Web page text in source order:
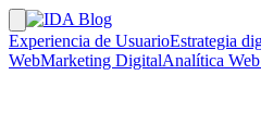
Experiencia de UsuarioEstrategia
WebMarketing DigitalAnalítica Web